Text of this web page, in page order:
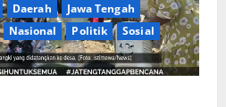
Daerah
Jawa Tengah
Nasional Politik
Sosial